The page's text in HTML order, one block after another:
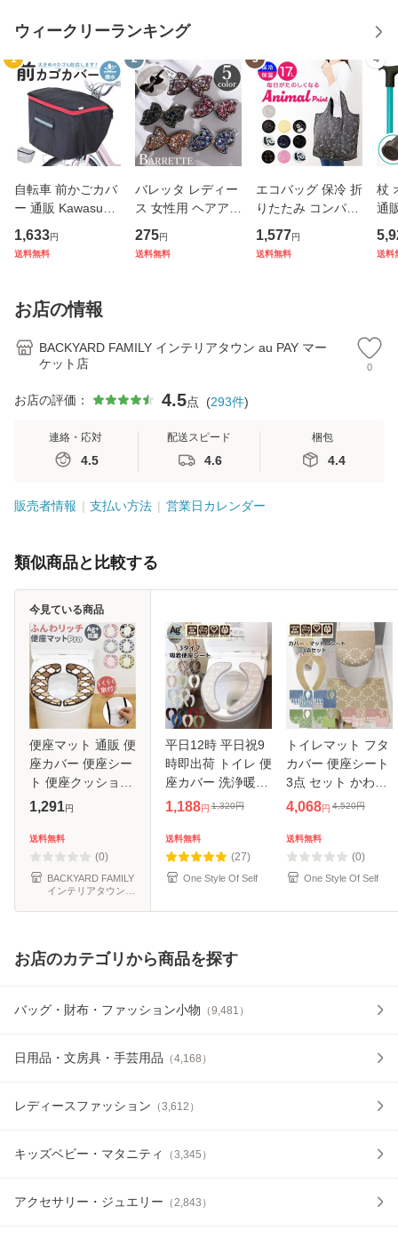
ウィークリーランキング
1
自転車 前かごカバ
ー 通販 Kawasumi
カワスミ 前カゴカ
バー バスケット カ
カバー 前 Keia＋
かわ
1,633円
送料無料
2
バレッタ レディー
ス 女性用 ヘアアク
セサリー リボン ラ
インストーン キラ
275円
送料無料
3
エコバッグ 保冷 折
りたたみ コンパク
ト 通販 エコバック
アニマル柄 エコ バ
1,577円
送料無料
4
杖
通
杖
本
送料
お店の情報
BACKYARD FAMILY インテリアタウン au PAY マー
ケット店
0
お店の評価： 4.5点 (293件)
連絡・応対
4.5
配送スピード
4.6
梱包
4.4
販売者情報 支払い方法 営業日カレンダー
類似商品と比較する
便座マット 通販 便
座カバー 便座シー
ト 便座クッション
トイレカバー 洗浄
んわリッチ 取り付
け簡単 シンプル 無
地 温
1,291円
送料無料
(0)
BACKYARD FAMILY
インテリアタウン
店
今見ている商品
平日12時 平日祝9
時即出荷 トイレ 便
座カバー 洗浄暖房
o型 u型 貼る 洗え
ゃれ かわいい ふわ
ふわ Ag+ 吸着 便
座シー
1,188円 1,320円
送料無料
(27)
One Style Of Self
トイレマット フタ
カバー 便座シート
3点 セット かわい
い 北欧 おしゃれ
着タイプ ふかふか
エレガント 大きい
47cm
4,068円 4,520円
送料無料
(0)
One Style Of Self
お店のカテゴリから商品を探す
バッグ・財布・ファッション小物 （9,481 ）
日用品・文房具・手芸用品 （4,168 ）
レディースファッション （3,612 ）
キッズベビー・マタニティ （3,345 ）
アクセサリー・ジュエリー （ 2,843 ）